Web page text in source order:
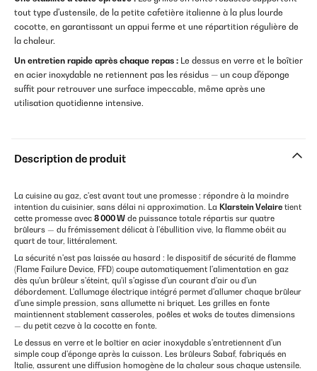
tout type d'ustensile, de la petite cafetière italienne à la plus lourde
cocotte, en garantissant un appui ferme et une répartition régulière de
la chaleur.
Un entretien rapide après chaque repas : Le dessus en verre et le boîtier
en acier inoxydable ne retiennent pas les résidus — un coup d'éponge
suffit pour retrouver une surface impeccable, même après une
utilisation quotidienne intensive.
Description de produit
La cuisine au gaz, c'est avant tout une promesse : répondre à la moindre
intention du cuisinier, sans délai ni approximation. La Klarstein Velaire tient
cette promesse avec 8 000 W de puissance totale répartis sur quatre
brûleurs — du frémissement délicat à l'ébullition vive, la flamme obéit au
quart de tour, littéralement.
La sécurité n'est pas laissée au hasard : le dispositif de sécurité de flamme
(Flame Failure Device, FFD) coupe automatiquement l'alimentation en gaz
dès qu'un brûleur s'éteint, qu'il s'agisse d'un courant d'air ou d'un
débordement. L'allumage électrique intégré permet d'allumer chaque brûleur
d'une simple pression, sans allumette ni briquet. Les grilles en fonte
maintiennent stablement casseroles, poêles et woks de toutes dimensions
— du petit cezve à la cocotte en fonte.
Le dessus en verre et le boîtier en acier inoxydable s'entretiennent d'un
simple coup d'éponge après la cuisson. Les brûleurs Sabaf, fabriqués en
Italie, assurent une diffusion homogène de la chaleur sous chaque ustensile.